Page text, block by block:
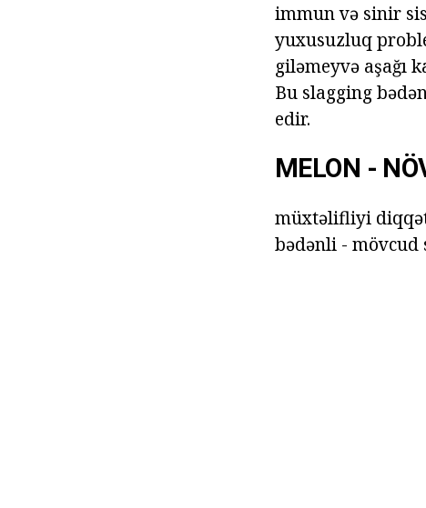
immun və sinir
yuxusuzluq
giləmeyvə aşağı
Bu slagging
edir.
MELON -
müxtəlifliyi
bədənli - mövcud